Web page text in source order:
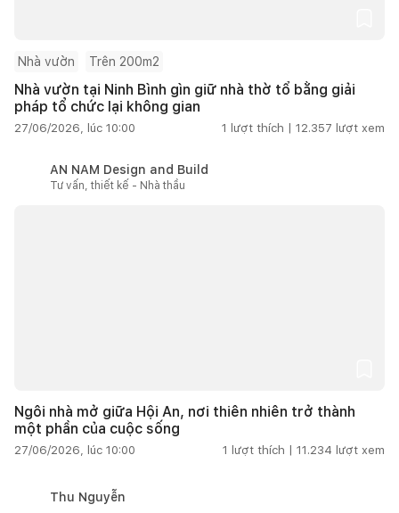
Nhà vườn Trên 200m2
Nhà vườn tại Ninh Bình gìn giữ nhà thờ tổ bằng giải
pháp tổ chức lại không gian
27/06/2026, lúc 10:00 1 lượt thích | 12.357 lượt xem
AN NAM Design and Build
Tư vấn, thiết kế - Nhà thầu
Ngôi nhà mở giữa Hội An, nơi thiên nhiên trở thành
một phần của cuộc sống
27/06/2026, lúc 10:00 1 lượt thích | 11.234 lượt xem
Thu Nguyễn